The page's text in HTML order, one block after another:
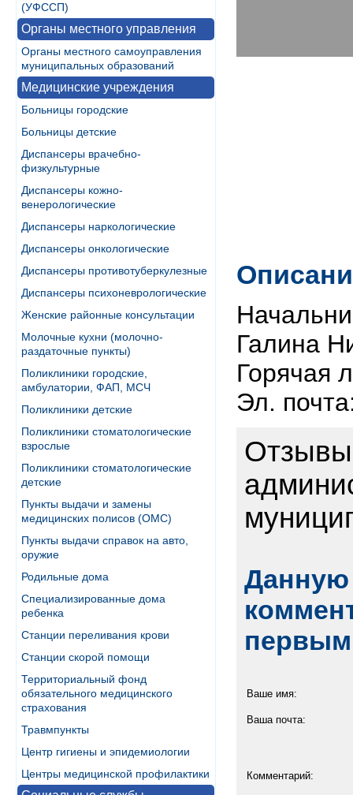
(УФССП)
Органы местного управления
Органы местного самоуправления
муниципальных образований
Медицинские учреждения
Больницы городские
Больницы детские
Диспансеры врачебно-
физкультурные
Диспансеры кожно-
венерологические
Диспансеры наркологические
Диспансеры онкологические
Диспансеры противотуберкулезные
Диспансеры психоневрологические
Женские районные консультации
Молочные кухни (молочно-
раздаточные пункты)
Поликлиники городские,
амбулатории, ФАП, МСЧ
Поликлиники детские
Поликлиники стоматологические
взрослые
Поликлиники стоматологические
детские
Пункты выдачи и замены
медицинских полисов (ОМС)
Пункты выдачи справок на авто,
оружие
Родильные дома
Специализированные дома
ребенка
Станции переливания крови
Станции скорой помощи
Территориальный фонд
обязательного медицинского
страхования
Травмпункты
Центр гигиены и эпидемиологии
Центры медицинской профилактики
Галина
Горячая
Эл.
Отзывы
Данную
Ваше имя:
Ваша почта:
Комментарий: